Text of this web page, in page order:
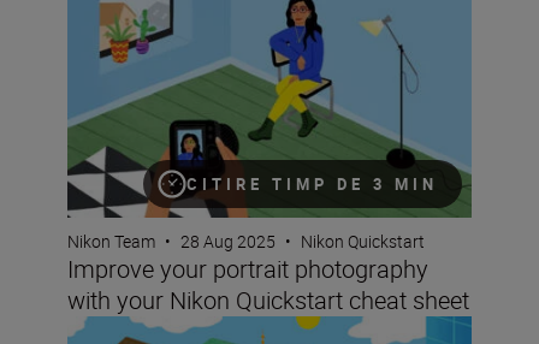
CITIRE TIMP DE 3 MIN
Nikon Team • 28 Aug 2025 • Nikon Quickstart
Improve your portrait photography
with your Nikon Quickstart cheat sheet
Improving your images of architecture with your Nikon